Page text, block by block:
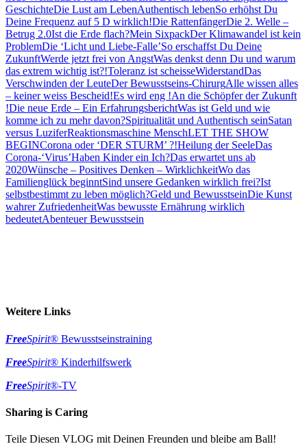
GeschichteDie Lust am LebenAuthentisch lebenSo erhöhst Du
Deine Frequenz auf 5 D wirklich!Die RattenfängerDie 2. Welle –
Betrug 2.0Ist die Erde flach?Mein SixpackDer Klimawandel ist kein
ProblemDie ‘Licht und Liebe-Falle’So erschaffst Du Deine
ZukunftWerde jetzt frei von AngstWas denkst denn Du und warum
das extrem wichtig ist?!Toleranz ist scheisseWiderstandDas
Verschwinden der LeuteDer Bewusstseins-ChirurgAlle wissen alles
– keiner weiss Bescheid!Es wird eng !An die Schöpfer der Zukunft
!Die neue Erde – Ein ErfahrungsberichtWas ist Geld und wie
komme ich zu mehr davon?Spiritualität und Authentisch seinSatan
versus LuziferReaktionsmaschine MenschLET THE SHOW
BEGINCorona oder ‘DER STURM’ ?!Heilung der SeeleDas
Corona-‘Virus’Haben Kinder ein Ich?Das erwartet uns ab
2020Wünsche – Positives Denken – WirklichkeitWo das
Familienglück beginntSind unsere Gedanken wirklich frei?Ist
selbstbestimmt zu leben möglich?Geld und BewusstseinDie Kunst
wahrer ZufriedenheitWas bewusste Ernährung wirklich
bedeutetAbenteuer Bewusstsein
Weitere Links
FreeSpirit® Bewusstseinstraining
FreeSpirit® Kinderhilfswerk
FreeSpirit®-TV
Sharing is Caring
Teile Diesen VLOG mit Deinen Freunden und bleibe am Ball!